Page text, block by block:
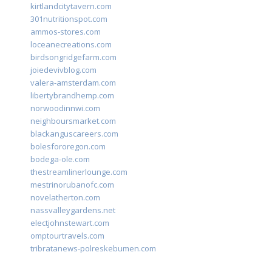
kirtlandcitytavern.com
301nutritionspot.com
ammos-stores.com
loceanecreations.com
birdsongridgefarm.com
joiedevivblog.com
valera-amsterdam.com
libertybrandhemp.com
norwoodinnwi.com
neighboursmarket.com
blackanguscareers.com
bolesfororegon.com
bodega-ole.com
thestreamlinerlounge.com
mestrinorubanofc.com
novelatherton.com
nassvalleygardens.net
electjohnstewart.com
omptourtravels.com
tribratanews-polreskebumen.com